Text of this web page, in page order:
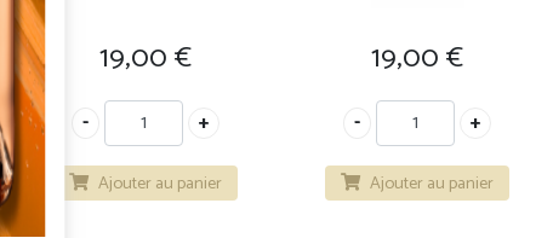
19,00€
Ajouter au panier
19,00€
Ajouter au panier